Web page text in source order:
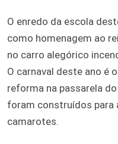
O enredo da escola
como homenagem ao
no carro alegórico
O carnaval deste ano é
reforma na passarela
foram construídos para
camarotes.